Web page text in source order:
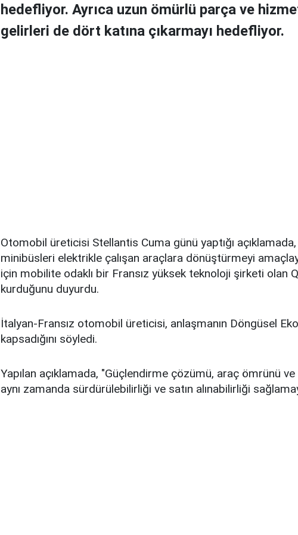
hedefliyor. Ayrıca uzun ömürlü parça ve
gelirleri de dört katına çıkarmayı hedefliyor.
Otomobil üreticisi Stellantis Cuma günü yaptığı
minibüsleri elektrikle çalışan araçlara dönüştürmeyi
için mobilite odaklı bir Fransız yüksek teknoloji şirketi olan
kurduğunu duyurdu.
İtalyan-Fransız otomobil üreticisi, anlaşmanın Döngüsel
kapsadığını söyledi.
Yapılan açıklamada, "Güçlendirme çözümü, araç ömrünü ve
aynı zamanda sürdürülebilirliği ve satın alınabilirliği